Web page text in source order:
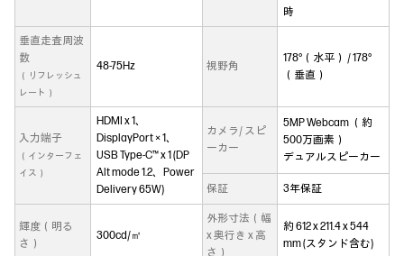
時
垂直走査周波
数
（リフレッシュ
レート）
48-75Hz 視野角
178°（水平） / 178°
（垂直）
入力端子
（インターフェ
イス）
HDMI x 1、
DisplayPort × 1、
USB Type-C™ x 1 (DP
Alt mode 1.2、Power
Delivery 65W)
カメラ/ スピ
ーカー
5MP Webcam （約
500万画素）
デュアルスピーカー
保証 3年保証
輝度（明る
さ）
300cd/㎡
外形寸法（幅
x 奥行き x 高
さ）
約 612 x 211.4 x 544
mm (スタンド含む)